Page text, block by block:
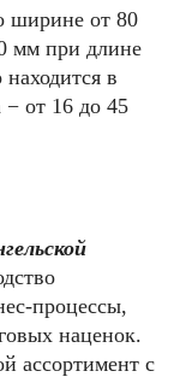
ширине от 80
мм при длине
в
от 16 до 45
процессы,
наценок.
ассортимент с